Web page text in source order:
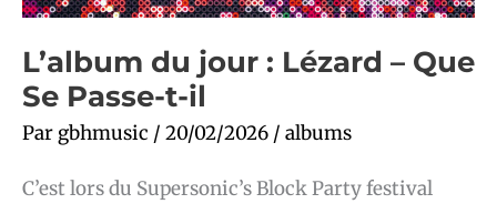
L’album du jour : Lézard – Que
Se Passe-t-il
Par gbhmusic / 20/02/2026 / albums
C’est lors du Supersonic’s Block Party festival